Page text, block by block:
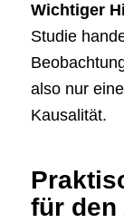
Wichtiger
Studie
also nur
Kausalität.
für den